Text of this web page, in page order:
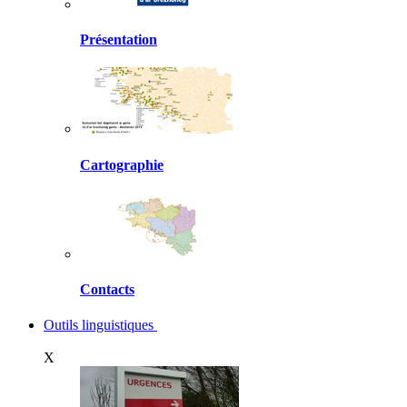
Présentation
Cartographie
Contacts
Outils linguistiques
X